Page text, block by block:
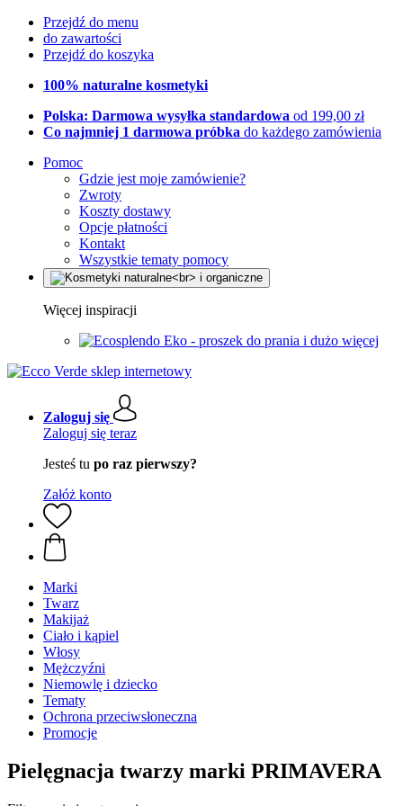
Przejdź do menu
do zawartości
Przejdź do koszyka
100% naturalne kosmetyki
Polska: Darmowa wysyłka standardowa od 199,00 zł
Co najmniej 1 darmowa próbka do każdego zamówienia
Pomoc
Gdzie jest moje zamówienie?
Zwroty
Koszty dostawy
Opcje płatności
Kontakt
Wszystkie tematy pomocy
Więcej inspiracji
Eko - proszek do prania i dużo więcej
Zaloguj się
Zaloguj się teraz
Jesteś tu po raz pierwszy?
Załóż konto
Marki
Twarz
Makijaż
Ciało i kąpiel
Włosy
Mężczyźni
Niemowlę i dziecko
Tematy
Ochrona przeciwsłoneczna
Promocje
Pielęgnacja twarzy marki PRIMAVERA